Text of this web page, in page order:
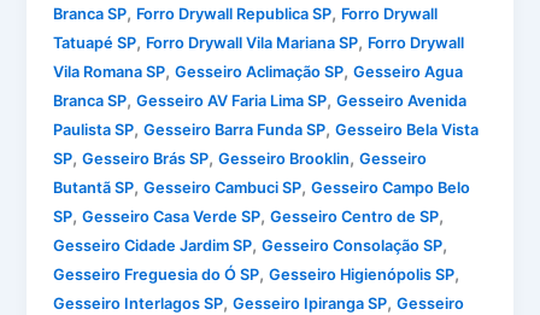
Branca SP, Forro Drywall Republica SP, Forro Drywall
Tatuapé SP, Forro Drywall Vila Mariana SP, Forro Drywall
Vila Romana SP,Gesseiro Aclimação SP,Gesseiro Agua
Branca SP,Gesseiro AV Faria Lima SP,Gesseiro Avenida
Paulista SP,Gesseiro Barra Funda SP,Gesseiro Bela Vista
SP,Gesseiro Brás SP,Gesseiro Brooklin,Gesseiro
Butantã SP,Gesseiro Cambuci SP,Gesseiro Campo Belo
SP,Gesseiro Casa Verde SP,Gesseiro Centro de SP,
Gesseiro Cidade Jardim SP,Gesseiro Consolação SP,
Gesseiro Freguesia do Ó SP,Gesseiro Higienópolis SP,
Gesseiro Interlagos SP,Gesseiro Ipiranga SP,Gesseiro